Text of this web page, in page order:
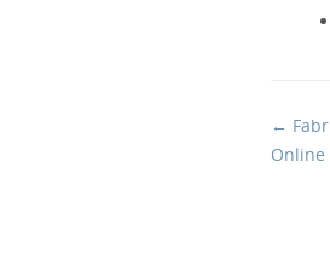
Doc
←
Online